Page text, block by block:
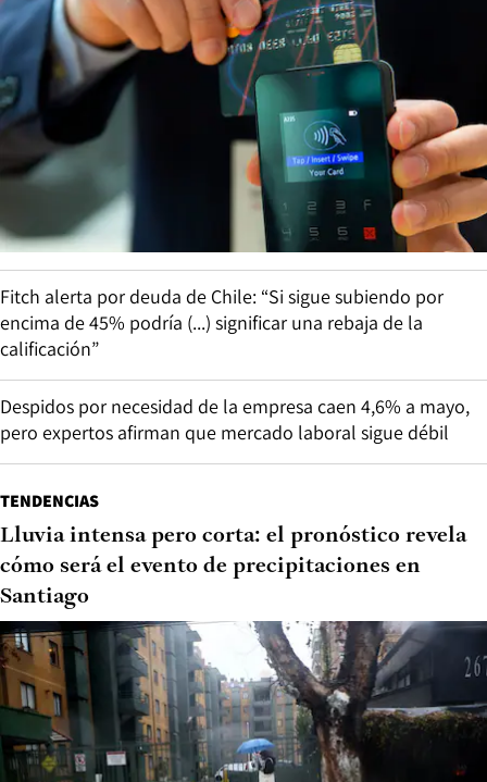
Fitch alerta por deuda de Chile: “Si sigue subiendo por
encima de 45% podría (...) significar una rebaja de la
calificación”
Despidos por necesidad de la empresa caen 4,6% a mayo,
pero expertos afirman que mercado laboral sigue débil
TENDENCIAS
Lluvia intensa pero corta: el pronóstico revela
cómo será el evento de precipitaciones en
Santiago